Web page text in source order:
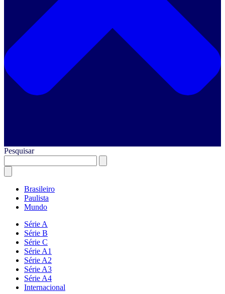
Pesquisar
Brasileiro
Paulista
Mundo
Série A
Série B
Série C
Série A1
Série A2
Série A3
Série A4
Internacional